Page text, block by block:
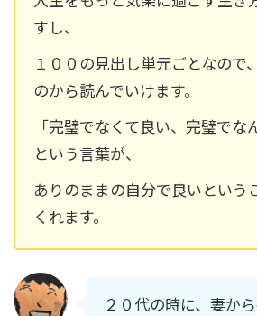
すし、
１００の見出し単元ごとなので
のから読んでいけます。
「完璧でなくて良い、完璧でな
という言葉が、
ありのままの自分で良いという
くれます。
２０代の時に、妻か